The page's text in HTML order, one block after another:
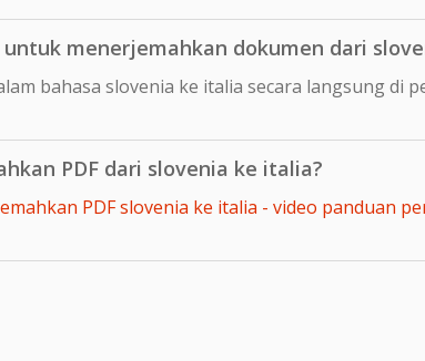
menerjemahkan dokumen dari
bahasa slovenia ke italia secara langsung di
PDF dari slovenia ke italia?
PDF slovenia ke italia - video panduan